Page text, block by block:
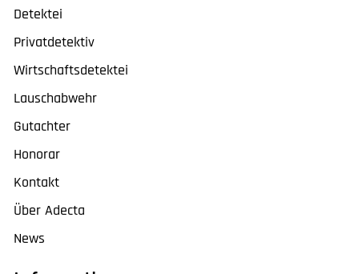
Detektei
Privatdetektiv
Wirtschaftsdetektei
Lauschabwehr
Gutachter
Honorar
Kontakt
Über Adecta
News